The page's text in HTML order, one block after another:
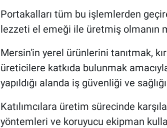
Portakalları tüm bu işlemlerden
lezzeti el emeği ile üretmiş olmanın
Mersin'in yerel ürünlerini tanıtmak,
üreticilere katkıda bulunmak
yapıldığı alanda iş güvenliği ve
Katılımcılara üretim sürecinde
yöntemleri ve koruyucu ekipman